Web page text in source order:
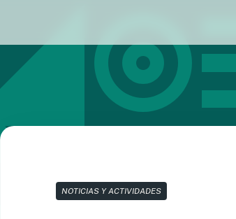
NOTICIAS Y ACTIVIDADES